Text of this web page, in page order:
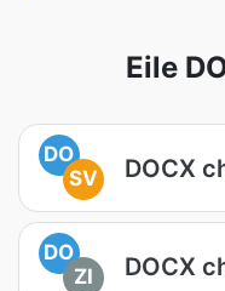
Eile
DO
SV
DOCX
DO
ZI
DOCX